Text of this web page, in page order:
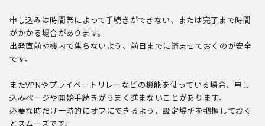
申し込みは時間帯によって手続きができない、または完了まで時間
がかかる場合があります。
出発直前や機内で焦らないよう、前日までに済ませておくのが安全
です。
またVPNやプライベートリレーなどの機能を使っている場合、申し
込みページや開始手続きがうまく進まないことがあります。
必要な時だけ一時的にオフにできるよう、設定場所を把握しておく
とスムーズです。